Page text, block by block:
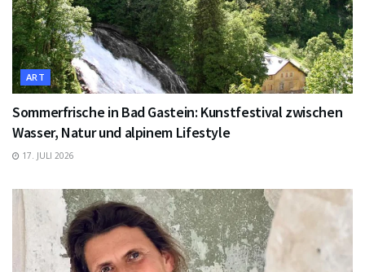
ART
Sommerfrische in Bad Gastein: Kunstfestival zwischen
Wasser, Natur und alpinem Lifestyle
17. JULI 2026